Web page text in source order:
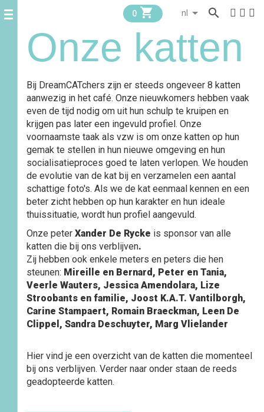
0  
Onze katten
Bij DreamCATchers zijn er steeds ongeveer 8 katten
aanwezig in het café. Onze nieuwkomers hebben vaak
even de tijd nodig om uit hun schulp te kruipen en
krijgen pas later een ingevuld profiel. Onze
voornaamste taak als vzw is om onze katten op hun
gemak te stellen in hun nieuwe omgeving en hun
socialisatieproces goed te laten verlopen. We houden
de evolutie van de kat bij en verzamelen een aantal
schattige foto's. Als we de kat eenmaal kennen en een
beter zicht hebben op hun karakter en hun ideale
thuissituatie, wordt hun profiel aangevuld.
Onze peter Xander De Rycke is sponsor van alle
katten die bij ons verblijven.
Zij hebben ook enkele meters en peters die hen
steunen: Mireille en Bernard, Peter en Tania,
Veerle Wauters, Jessica Amendolara, Lize
Stroobants en familie, Joost K.A.T. Vantilborgh,
Carine Stampaert, Romain Braeckman, Leen De
Clippel, Sandra Deschuyter, Marg Vlielander
Hier vind je een overzicht van de katten die momenteel
bij ons verblijven. Verder naar onder staan de reeds
geadopteerde katten.